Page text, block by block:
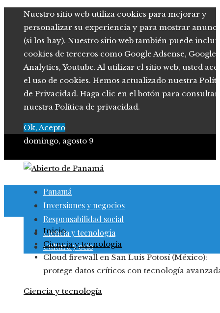
Nuestro sitio web utiliza cookies para mejorar y
personalizar su experiencia y para mostrar
(si los hay). Nuestro sitio web también puede
cookies de terceros como Google Adsense, Google
Analytics, Youtube. Al utilizar el sitio web, usted
el uso de cookies. Hemos actualizado nuestra
de Privacidad. Haga clic en el botón para consultar
nuestra Política de privacidad.
Ok, Acepto
domingo, agosto 9
Panamá
Inversiones y negocios
Responsabilidad social
Ciencia y tecnología
Cultura y ocio
Inicio
Ciencia y tecnología
Cloud firewall en San Luis Potosí (México):
protege datos críticos con tecnología
Ciencia y tecnología